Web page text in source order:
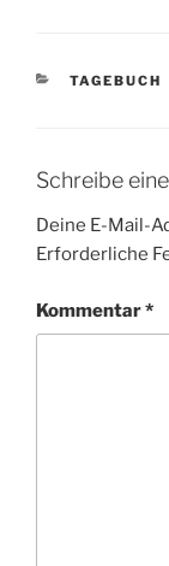
TAGEBUCH
Schreibe
Deine E-Mail-
Erforderliche
Kommentar*